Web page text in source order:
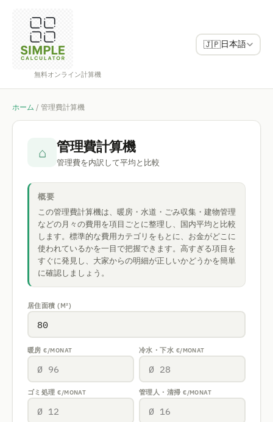
無料オンライン計算機
🇯🇵日本語
ホーム / 管理費計算機
⌂ 管理費計算機
管理費を内訳して平均と比較
概要
この管理費計算機は、暖房・水道・ごみ収集・建物管理
などの月々の費用を項目ごとに整理し、国内平均と比較
します。標準的な費用カテゴリをもとに、お金がどこに
使われているかを一目で把握できます。高すぎる項目を
すぐに発見し、大家からの明細が正しいかどうかを簡単
に確認しましょう。
居住面積 (M²)
暖房€/MONAT 冷水・下水 €/MONAT
ゴミ処理€/MONAT 管理人・清掃€/MONAT